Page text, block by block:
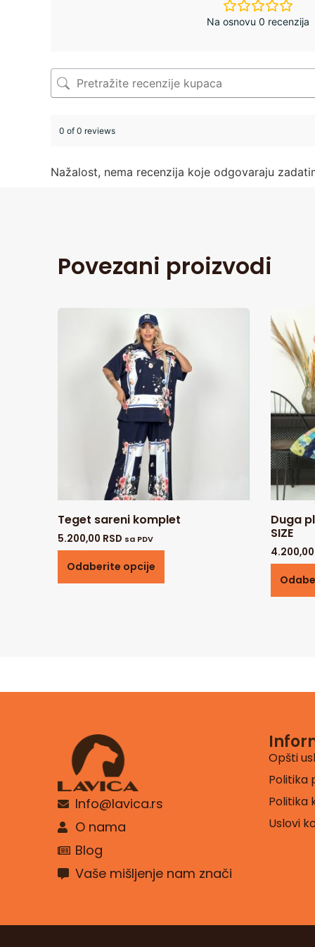
Na osnovu 0 recenzija
0 of 0 reviews
Nažalost, nema recenzija koje odgovaraju
Povezani proizvodi
Teget sareni komplet
5.200,00 RSD sa PDV
Odaberite opcije
Duga
SIZE
Info@lavica.rs
O nama
Blog
Vaše mišljenje nam znači
Opšti
Politika
Politika
Uslovi